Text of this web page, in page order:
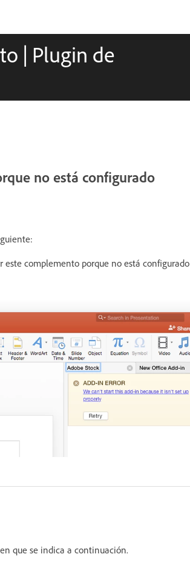
| Plugin de
no está configurado
este complemento porque no está configurado
que se indica a continuación.